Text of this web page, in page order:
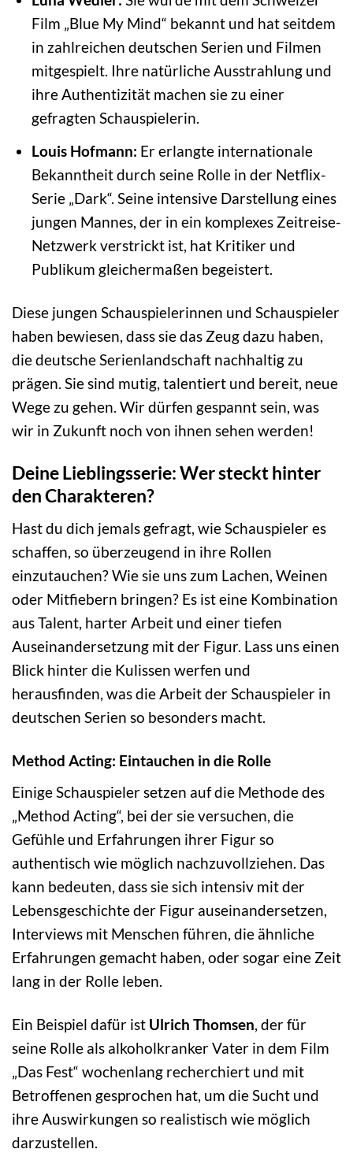
Film „Blue My Mind“ bekannt und hat seitdem
in zahlreichen deutschen Serien und Filmen
mitgespielt. Ihre natürliche Ausstrahlung und
ihre Authentizität machen sie zu einer
gefragten Schauspielerin.
Louis Hofmann: Er erlangte internationale
Bekanntheit durch seine Rolle in der Netflix-
Serie „Dark“. Seine intensive Darstellung eines
jungen Mannes, der in ein komplexes Zeitreise-
Netzwerk verstrickt ist, hat Kritiker und
Publikum gleichermaßen begeistert.
Diese jungen Schauspielerinnen und Schauspieler
haben bewiesen, dass sie das Zeug dazu haben,
die deutsche Serienlandschaft nachhaltig zu
prägen. Sie sind mutig, talentiert und bereit, neue
Wege zu gehen. Wir dürfen gespannt sein, was
wir in Zukunft noch von ihnen sehen werden!
Deine Lieblingsserie: Wer steckt hinter
den Charakteren?
Hast du dich jemals gefragt, wie Schauspieler es
schaffen, so überzeugend in ihre Rollen
einzutauchen? Wie sie uns zum Lachen, Weinen
oder Mitfiebern bringen? Es ist eine Kombination
aus Talent, harter Arbeit und einer tiefen
Auseinandersetzung mit der Figur. Lass uns einen
Blick hinter die Kulissen werfen und
herausfinden, was die Arbeit der Schauspieler in
deutschen Serien so besonders macht.
Method Acting: Eintauchen in die Rolle
Einige Schauspieler setzen auf die Methode des
„Method Acting“, bei der sie versuchen, die
Gefühle und Erfahrungen ihrer Figur so
authentisch wie möglich nachzuvollziehen. Das
kann bedeuten, dass sie sich intensiv mit der
Lebensgeschichte der Figur auseinandersetzen,
Interviews mit Menschen führen, die ähnliche
Erfahrungen gemacht haben, oder sogar eine Zeit
lang in der Rolle leben.
Ein Beispiel dafür ist Ulrich Thomsen , der für
seine Rolle als alkoholkranker Vater in dem Film
„Das Fest“ wochenlang recherchiert und mit
Betroffenen gesprochen hat, um die Sucht und
ihre Auswirkungen so realistisch wie möglich
darzustellen.